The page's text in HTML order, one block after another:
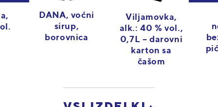
DANA, voćni
sirup,
borovnica
Viljamovka,
alk.: 40 % vol.,
0,7L – darovni
karton sa
čašom